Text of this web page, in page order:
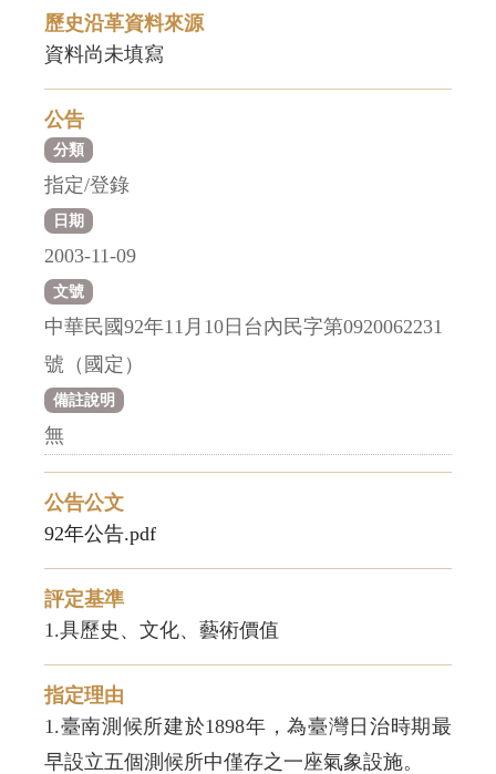
歷史沿革資料來源
資料尚未填寫
公告
分類
指定/登錄
日期
2003-11-09
文號
中華民國92年11月10日台內民字第0920062231
號（國定）
備註說明
無
公告公文
92年公告.pdf
評定基準
1.具歷史、文化、藝術價值
指定理由
1.臺南測候所建於1898年，為臺灣日治時期最
早設立五個測候所中僅存之一座氣象設施。